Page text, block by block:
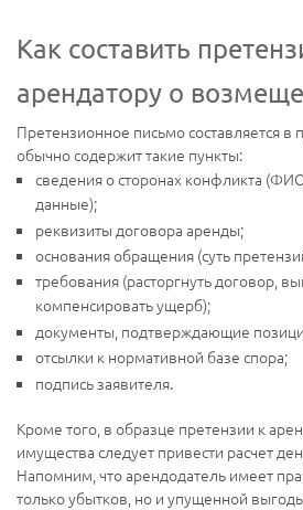
Как составить
арендатору о
Претензионное письмо составляется
обычно содержит такие пункты:
сведения о сторонах конфликта
данные);
реквизиты договора аренды;
основания обращения (суть
требования (расторгнуть договор,
компенсировать ущерб);
документы, подтверждающие
отсылки к нормативной базе спора;
подпись заявителя.
Кроме того, в образце претензии к
имущества следует привести расчет
Напомним, что арендодатель имеет
только убытков, но и упущенной